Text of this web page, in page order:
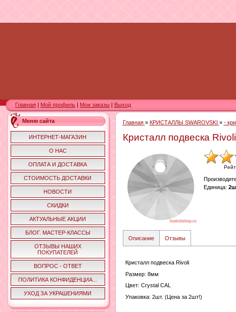
Главная Мой профиль Мои заказы Выход
Меню сайта
ИНТЕРНЕТ-МАГАЗИН
О НАС
ОПЛАТА И ДОСТАВКА
СТОИМОСТЬ ДОСТАВКИ
НОВОСТИ
СКИДКИ
АКТУАЛЬНЫЕ АКЦИИ
БЛОГ. МАСТЕР-КЛАССЫ
ОТЗЫВЫ НАШИХ
ПОКУПАТЕЛЕЙ
ВОПРОС - ОТВЕТ
ПОЛИТИКА КОНФИДЕНЦИА...
УХОД ЗА УКРАШЕНИЯМИ
Главная » КРИСТАЛЛЫ SWAROVSKI » -
Кристалл подвеска
Единица:
Описание Отзывы
Кристалл подвеска Rivoli
Размер: 8мм
Цвет: Crystal CAL
Упаковка: 2шт. (Цена за 2шт!)